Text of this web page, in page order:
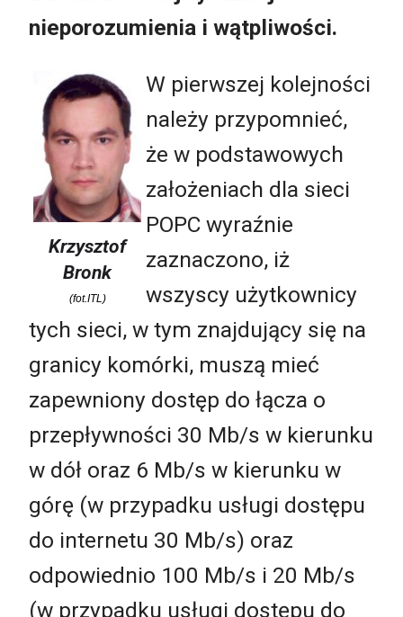
nieporozumienia i wątpliwości.
Krzysztof
Bronk
(fot.ITL)
W pierwszej kolejności
należy przypomnieć,
że w podstawowych
założeniach dla sieci
POPC wyraźnie
zaznaczono, iż
wszyscy użytkownicy
tych sieci, w tym znajdujący się na
granicy komórki, muszą mieć
zapewniony dostęp do łącza o
przepływności 30 Mb/s w kierunku
w dół oraz 6 Mb/s w kierunku w
górę (w przypadku usługi dostępu
do internetu 30 Mb/s) oraz
odpowiednio 100 Mb/s i 20 Mb/s
(w przypadku usługi dostępu do